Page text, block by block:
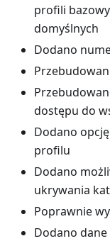
profili
domyślnych
Dodano
dostępu do
Dodano
profilu
Dodano
ukrywania
Poprawnie
Dodano